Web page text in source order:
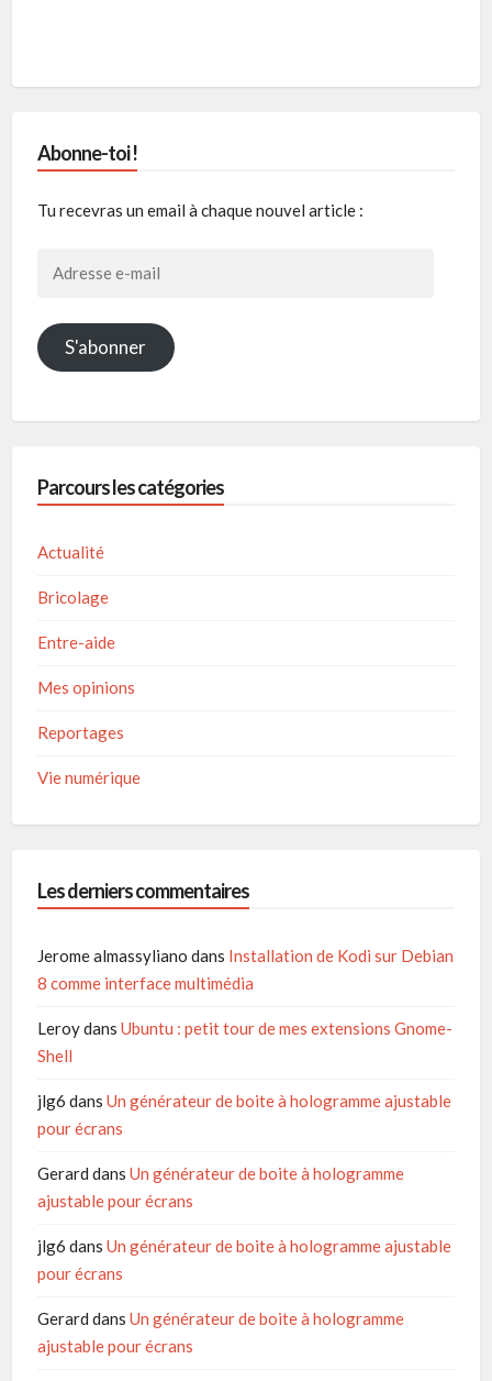
Abonne-toi !
Tu recevras un email à chaque nouvel article :
S'abonner
Parcours les catégories
Actualité
Bricolage
Entre-aide
Mes opinions
Reportages
Vie numérique
Les derniers commentaires
Jerome almassyliano dans Installation de Kodi sur Debian
8 comme interface multimédia
Leroydans Ubuntu : petit tour de mes extensions Gnome-
Shell
jlg6 dans Un générateur de boite à hologramme ajustable
pour écrans
Gerard dans Un générateur de boite à hologramme
ajustable pour écrans
jlg6 dans Un générateur de boite à hologramme ajustable
pour écrans
Gerard dans Un générateur de boite à hologramme
ajustable pour écrans